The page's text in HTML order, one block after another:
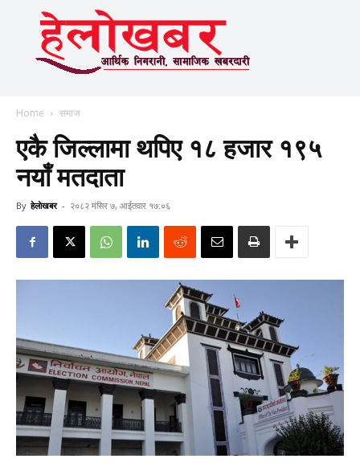
Home समाज
एकै जिल्लामा थपिए १८ हजार १९५
नयाँ मतदाता
By हेलाेखबर - २०८२ मंसिर ७, आईतवार १७:०६